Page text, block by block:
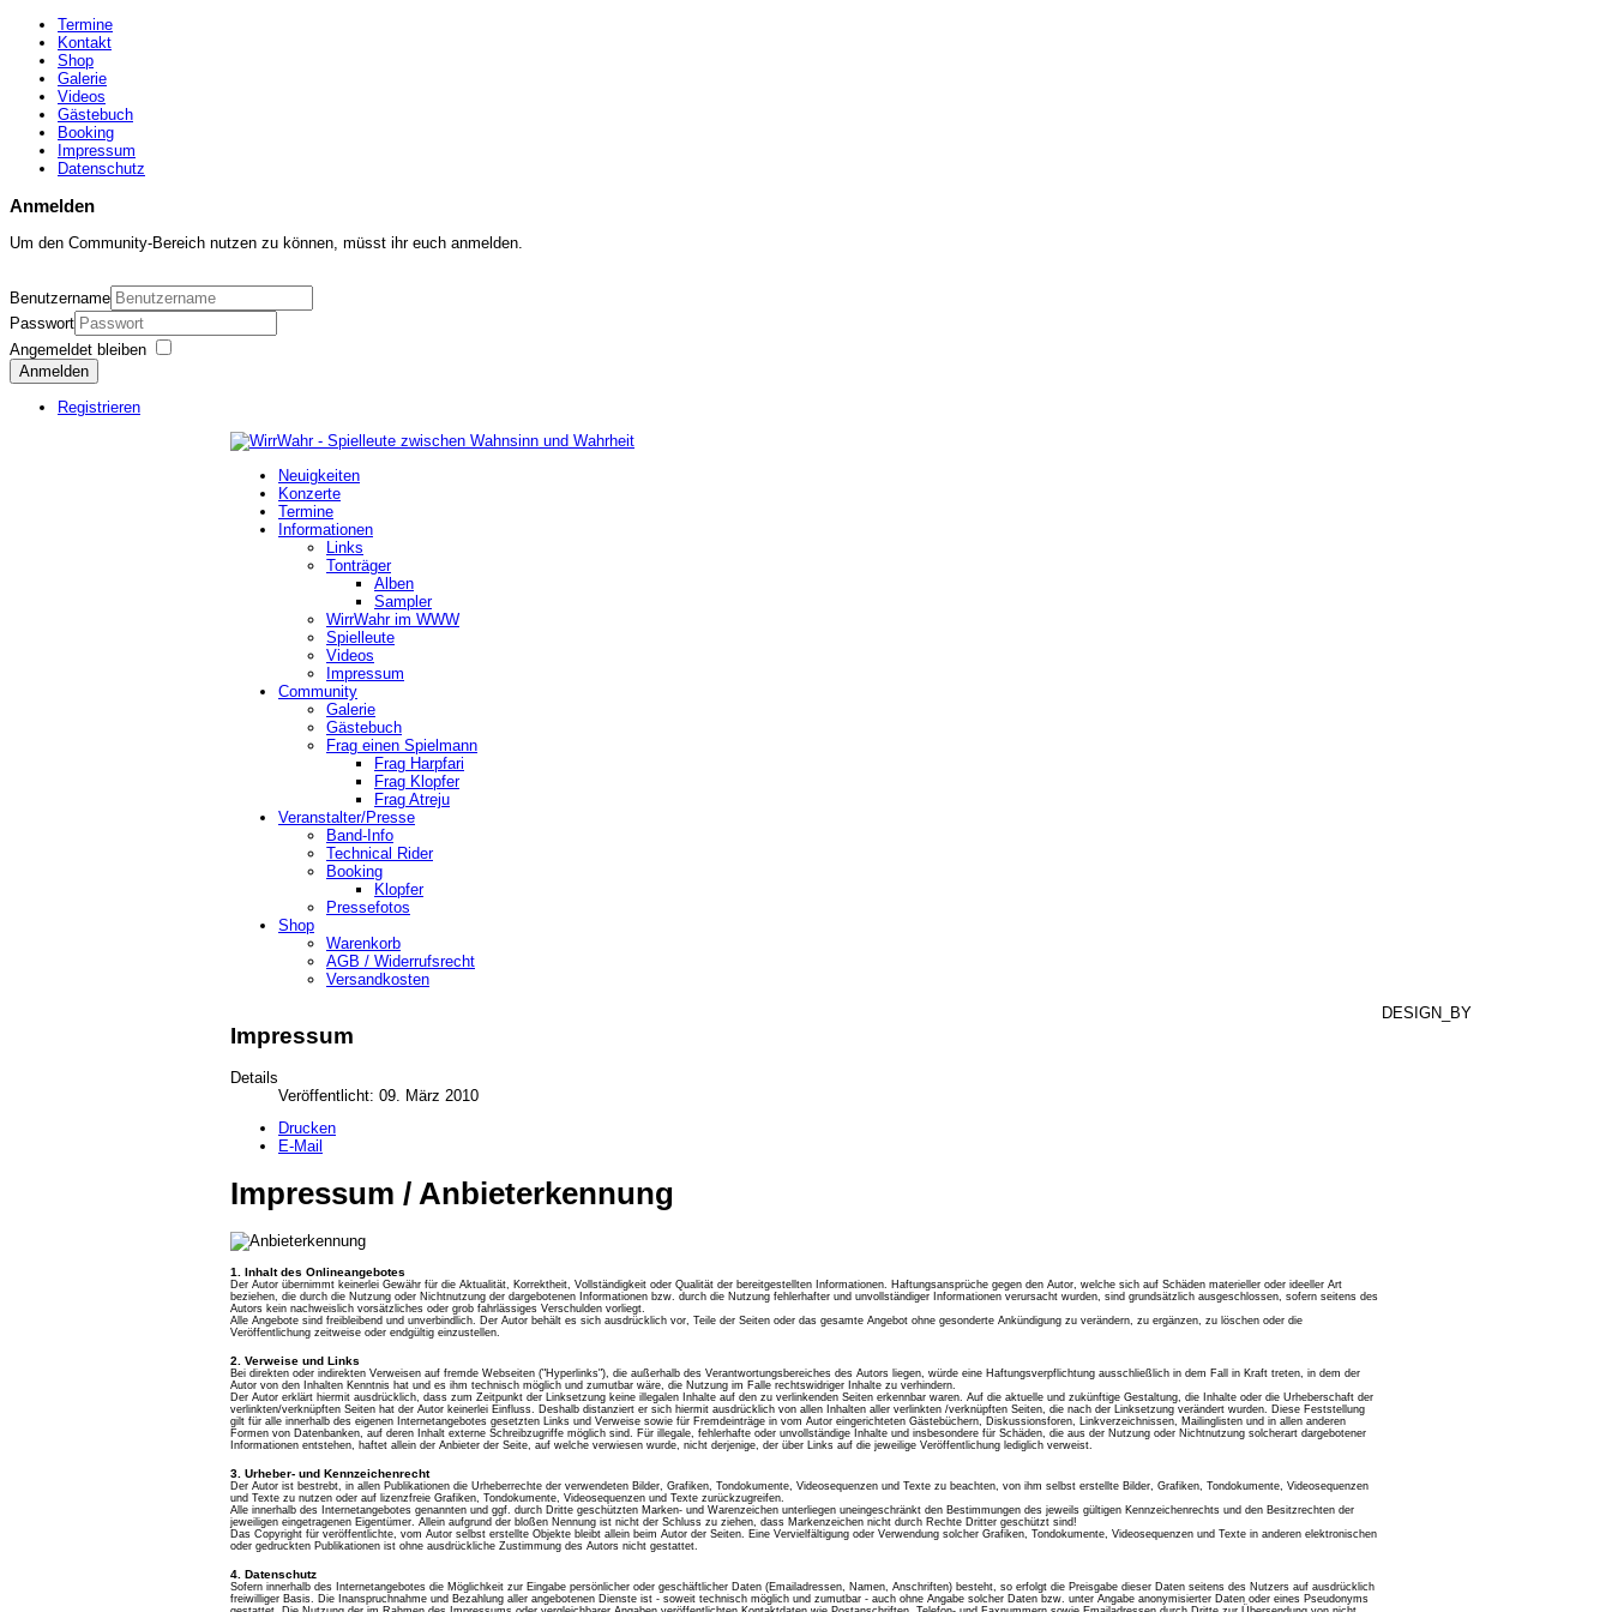
Termine
Kontakt
Shop
Galerie
Videos
Gästebuch
Booking
Impressum
Datenschutz
Anmelden
Um den Community-Bereich nutzen zu können, müsst ihr euch anmelden.
Benutzername
Passwort
Angemeldet bleiben
Anmelden
Registrieren
Neuigkeiten
Konzerte
Termine
Informationen
Links
Tonträger
Alben
Sampler
WirrWahr im WWW
Spielleute
Videos
Impressum
Community
Galerie
Gästebuch
Frag einen Spielmann
Frag Harpfari
Frag Klopfer
Frag Atreju
Veranstalter/Presse
Band-Info
Technical Rider
Booking
Klopfer
Pressefotos
Shop
Warenkorb
AGB / Widerrufsrecht
Versandkosten
Impressum
Details
Veröffentlicht: 09. März 2010
Drucken
E-Mail
Impressum / Anbieterkennung
1. Inhalt des Onlineangebotes
Der Autor übernimmt keinerlei Gewähr für die Aktualität, Korrektheit, Vollständigkeit oder Qualität der bereitgestellten Informationen. Haftungsansprüche gegen den Autor, welche sich auf Schäden materieller oder ideeller Art
beziehen, die durch die Nutzung oder Nichtnutzung der dargebotenen Informationen bzw. durch die Nutzung fehlerhafter und unvollständiger Informationen verursacht wurden, sind grundsätzlich ausgeschlossen, sofern seitens des
Autors kein nachweislich vorsätzliches oder grob fahrlässiges Verschulden vorliegt.
Alle Angebote sind freibleibend und unverbindlich. Der Autor behält es sich ausdrücklich vor, Teile der Seiten oder das gesamte Angebot ohne gesonderte Ankündigung zu verändern, zu ergänzen, zu löschen oder die
Veröffentlichung zeitweise oder endgültig einzustellen.
2. Verweise und Links
Bei direkten oder indirekten Verweisen auf fremde Webseiten ("Hyperlinks"), die außerhalb des Verantwortungsbereiches des Autors liegen, würde eine Haftungsverpflichtung ausschließlich in dem Fall in Kraft treten, in dem der
Autor von den Inhalten Kenntnis hat und es ihm technisch möglich und zumutbar wäre, die Nutzung im Falle rechtswidriger Inhalte zu verhindern.
Der Autor erklärt hiermit ausdrücklich, dass zum Zeitpunkt der Linksetzung keine illegalen Inhalte auf den zu verlinkenden Seiten erkennbar waren. Auf die aktuelle und zukünftige Gestaltung, die Inhalte oder die Urheberschaft der
verlinkten/verknüpften Seiten hat der Autor keinerlei Einfluss. Deshalb distanziert er sich hiermit ausdrücklich von allen Inhalten aller verlinkten /verknüpften Seiten, die nach der Linksetzung verändert wurden. Diese Feststellung
gilt für alle innerhalb des eigenen Internetangebotes gesetzten Links und Verweise sowie für Fremdeinträge in vom Autor eingerichteten Gästebüchern, Diskussionsforen, Linkverzeichnissen, Mailinglisten und in allen anderen
Formen von Datenbanken, auf deren Inhalt externe Schreibzugriffe möglich sind. Für illegale, fehlerhafte oder unvollständige Inhalte und insbesondere für Schäden, die aus der Nutzung oder Nichtnutzung solcherart dargebotener
Informationen entstehen, haftet allein der Anbieter der Seite, auf welche verwiesen wurde, nicht derjenige, der über Links auf die jeweilige Veröffentlichung lediglich verweist.
3. Urheber- und Kennzeichenrecht
Der Autor ist bestrebt, in allen Publikationen die Urheberrechte der verwendeten Bilder, Grafiken, Tondokumente, Videosequenzen und Texte zu beachten, von ihm selbst erstellte Bilder, Grafiken, Tondokumente, Videosequenzen
und Texte zu nutzen oder auf lizenzfreie Grafiken, Tondokumente, Videosequenzen und Texte zurückzugreifen.
Alle innerhalb des Internetangebotes genannten und ggf. durch Dritte geschützten Marken- und Warenzeichen unterliegen uneingeschränkt den Bestimmungen des jeweils gültigen Kennzeichenrechts und den Besitzrechten der
jeweiligen eingetragenen Eigentümer. Allein aufgrund der bloßen Nennung ist nicht der Schluss zu ziehen, dass Markenzeichen nicht durch Rechte Dritter geschützt sind!
Das Copyright für veröffentlichte, vom Autor selbst erstellte Objekte bleibt allein beim Autor der Seiten. Eine Vervielfältigung oder Verwendung solcher Grafiken, Tondokumente, Videosequenzen und Texte in anderen elektronischen
oder gedruckten Publikationen ist ohne ausdrückliche Zustimmung des Autors nicht gestattet.
4. Datenschutz
Sofern innerhalb des Internetangebotes die Möglichkeit zur Eingabe persönlicher oder geschäftlicher Daten (Emailadressen, Namen, Anschriften) besteht, so erfolgt die Preisgabe dieser Daten seitens des Nutzers auf ausdrücklich
freiwilliger Basis. Die Inanspruchnahme und Bezahlung aller angebotenen Dienste ist - soweit technisch möglich und zumutbar - auch ohne Angabe solcher Daten bzw. unter Angabe anonymisierter Daten oder eines Pseudonyms
DESIGN_BY